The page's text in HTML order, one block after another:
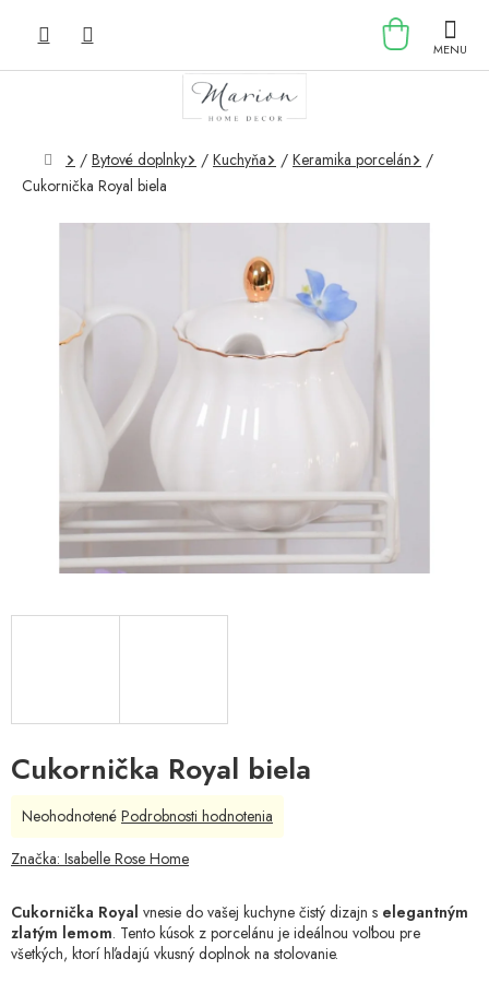
KOŠÍK
Domov
/ Bytové doplnky / Kuchyňa / Keramika porcelán
/
Cukornička Royal biela
Cukornička Royal biela
Cukornička Royal vnesie do vašej kuchyne čistý dizajn s elegantným
zlatým lemom. Tento kúsok z porcelánu je ideálnou voľbou pre
všetkých, ktorí hľadajú vkusný doplnok na stolovanie.
Priemerné
produktu
z
5
hviezdičiek.
Neohodnotené Podrobnosti hodnotenia
Značka: Isabelle Rose Home